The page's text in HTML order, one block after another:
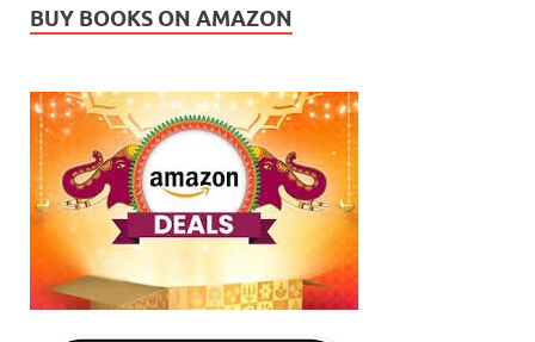
BUY BOOKS ON AMAZON